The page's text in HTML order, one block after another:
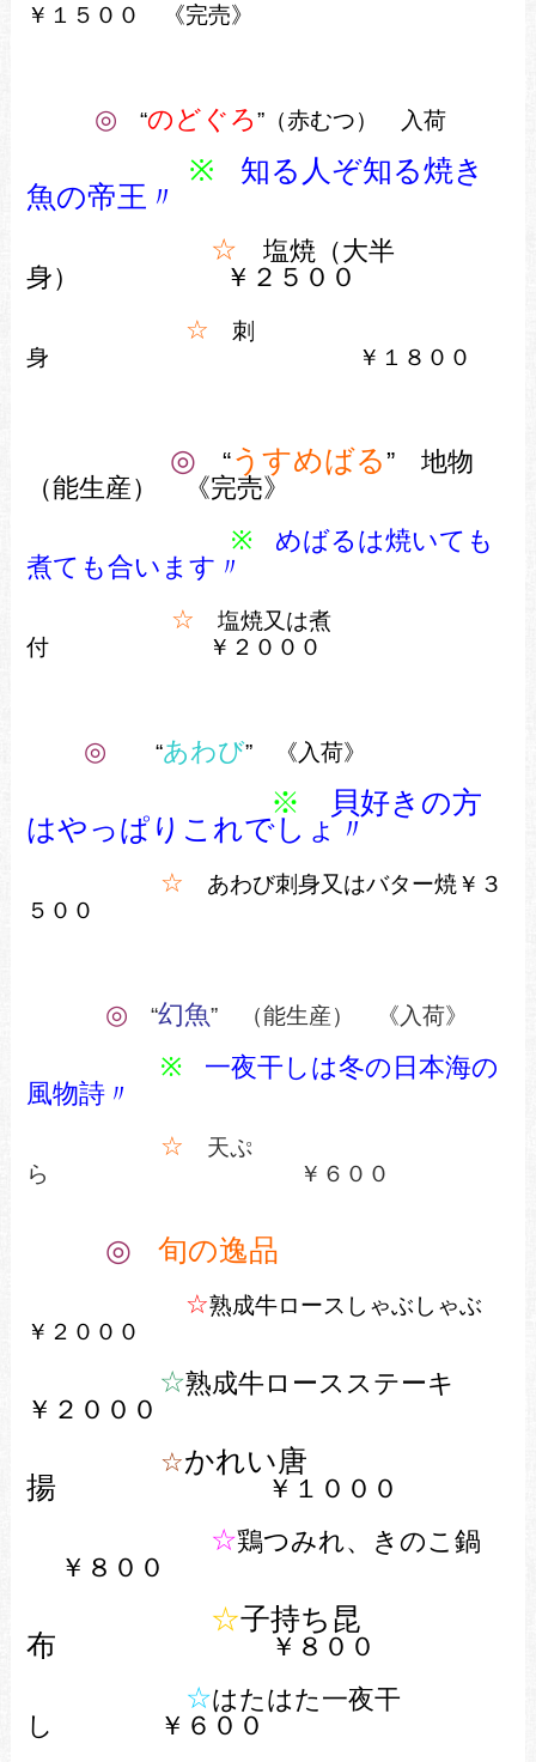
￥１５００ 《完売》
◎ “のどぐろ”（赤むつ） 入荷
※ 知る人ぞ知る焼き
魚の帝王〃
☆ 塩焼（大半
身） ￥２５ ００
☆ 刺
身
￥１８００
◎ “うすめばる” 地物
（能生産） 《完売》
※
めばるは焼いても
煮ても合います 〃
☆ 塩焼又は煮
付 ￥２０００
◎ “あわび” 《入荷》
※ 貝好きの方
はやっぱりこれでしょ〃
☆ あわび刺身又はバター焼￥３
５００
◎ “幻魚” （能生産） 《入荷》
※
一夜干しは冬の日本海の
風物詩〃
☆ 天ぷ
ら ￥６００
◎ 旬の逸品
☆熟成牛ロースしゃぶしゃぶ
￥２０００
☆熟成牛ロースステーキ
￥２０００
☆かれい唐
揚 ￥１０００
☆鶏つみれ、きのこ鍋
￥８０ ０
☆子持ち昆
布 ￥８００
☆はたはた一夜干
し ￥６００